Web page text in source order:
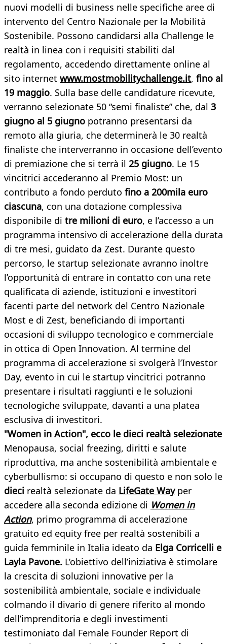
nuovi modelli di business nelle specifiche aree di
intervento del Centro Nazionale per la Mobilità
Sostenibile. Possono candidarsi alla Challenge le
realtà in linea con i requisiti stabiliti dal
regolamento, accedendo direttamente online al
sito internet www.mostmobilitychallenge.it, fino al
19 maggio. Sulla base delle candidature ricevute,
verranno selezionate 50 “semi finaliste” che, dal 3
giugno al 5 giugno potranno presentarsi da
remoto alla giuria, che determinerà le 30 realtà
finaliste che interverranno in occasione dell’evento
di premiazione che si terrà il 25 giugno. Le 15
vincitrici accederanno al Premio Most: un
contributo a fondo perduto fino a 200mila euro
ciascuna, con una dotazione complessiva
disponibile di tre milioni di euro, e l’accesso a un
programma intensivo di accelerazione della durata
di tre mesi, guidato da Zest. Durante questo
percorso, le startup selezionate avranno inoltre
l’opportunità di entrare in contatto con una rete
qualificata di aziende, istituzioni e investitori
facenti parte del network del Centro Nazionale
Most e di Zest, beneficiando di importanti
occasioni di sviluppo tecnologico e commerciale
in ottica di Open Innovation. Al termine del
programma di accelerazione si svolgerà l’Investor
Day, evento in cui le startup vincitrici potranno
presentare i risultati raggiunti e le soluzioni
tecnologiche sviluppate, davanti a una platea
esclusiva di investitori.
"Women in Action", ecco le dieci realtà selezionate
Menopausa, social freezing, diritti e salute
riproduttiva, ma anche sostenibilità ambientale e
cyberbullismo: si occupano di questo e non solo le
dieci realtà selezionate da LifeGate Way per
accedere alla seconda edizione di Women in
Action, primo programma di accelerazione
gratuito ed equity free per realtà sostenibili a
guida femminile in Italia ideato da Elga Corricelli e
Layla Pavone. L’obiettivo dell’iniziativa è stimolare
la crescita di soluzioni innovative per la
sostenibilità ambientale, sociale e individuale
colmando il divario di genere riferito al mondo
dell’imprenditoria e degli investimenti
testimoniato dal Female Founder Report di